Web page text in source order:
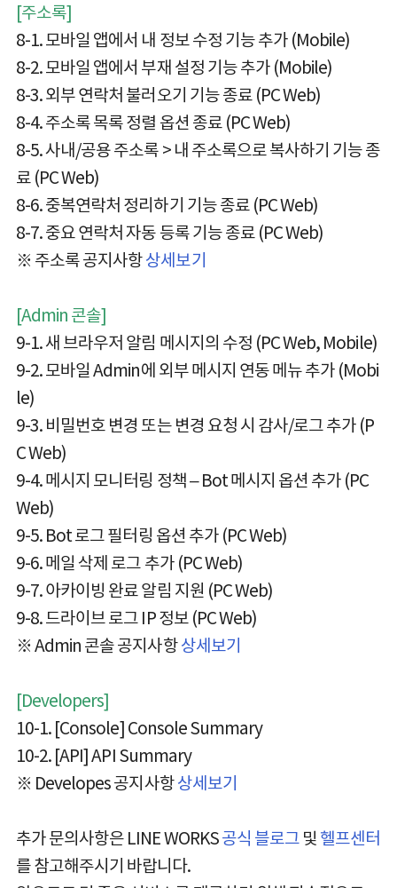
[주소록]
8-1. 모바일 앱에서 내 정보 수정 기능 추가 (Mobile)
8-2. 모바일 앱에서 부재 설정 기능 추가 (Mobile)
8-3. 외부 연락처 불러오기 기능 종료 (PC Web)
8-4. 주소록 목록 정렬 옵션 종료 (PC Web)
8-5. 사내/공용 주소록 > 내 주소록으로 복사하기 기능 종
료 (PC Web)
8-6. 중복연락처 정리하기 기능 종료 (PC Web)
8-7. 중요 연락처 자동 등록 기능 종료 (PC Web)
※ 주소록 공지사항상세보기
[Admin 콘솔]
9-1. 새 브라우저 알림 메시지의 수정 (PC Web, Mobile)
9-2. 모바일 Admin에 외부 메시지 연동 메뉴 추가 (Mobi
le)
9-3. 비밀번호 변경 또는 변경 요청 시 감사/로그 추가 (P
C Web)
9-4. 메시지 모니터링 정책 – Bot 메시지 옵션 추가 (PC
Web)
9-5. Bot 로그 필터링 옵션 추가 (PC Web)
9-6. 메일 삭제 로그 추가 (PC Web)
9-7. 아카이빙 완료 알림 지원 (PC Web)
9-8. 드라이브 로그 IP 정보 (PC Web)
※ Admin 콘솔 공지사항상세보기
[Developers]
10-1. [Console] Console Summary
10-2. [API] API Summary
※ Developes 공지사항상세보기
추가 문의사항은 LINE WORKS공식 블로그 및 헬프센터
를 참고해주시기 바랍니다.